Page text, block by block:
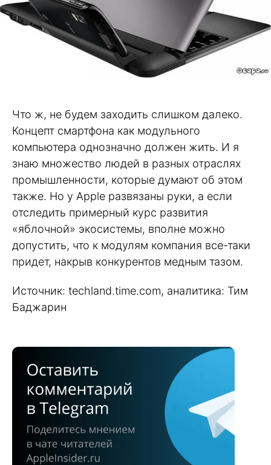
Что ж, не будем заходить слишком далеко.
Концепт смартфона как модульного
компьютера однозначно должен жить. И я
знаю множество людей в разных отраслях
промышленности, которые думают об этом
также. Но у Apple развязаны руки, а если
отследить примерный курс развития
«яблочной» экосистемы, вполне можно
допустить, что к модулям компания все-таки
придет, накрыв конкурентов медным тазом.
Источник: techland.time.com, аналитика: Тим
Баджарин